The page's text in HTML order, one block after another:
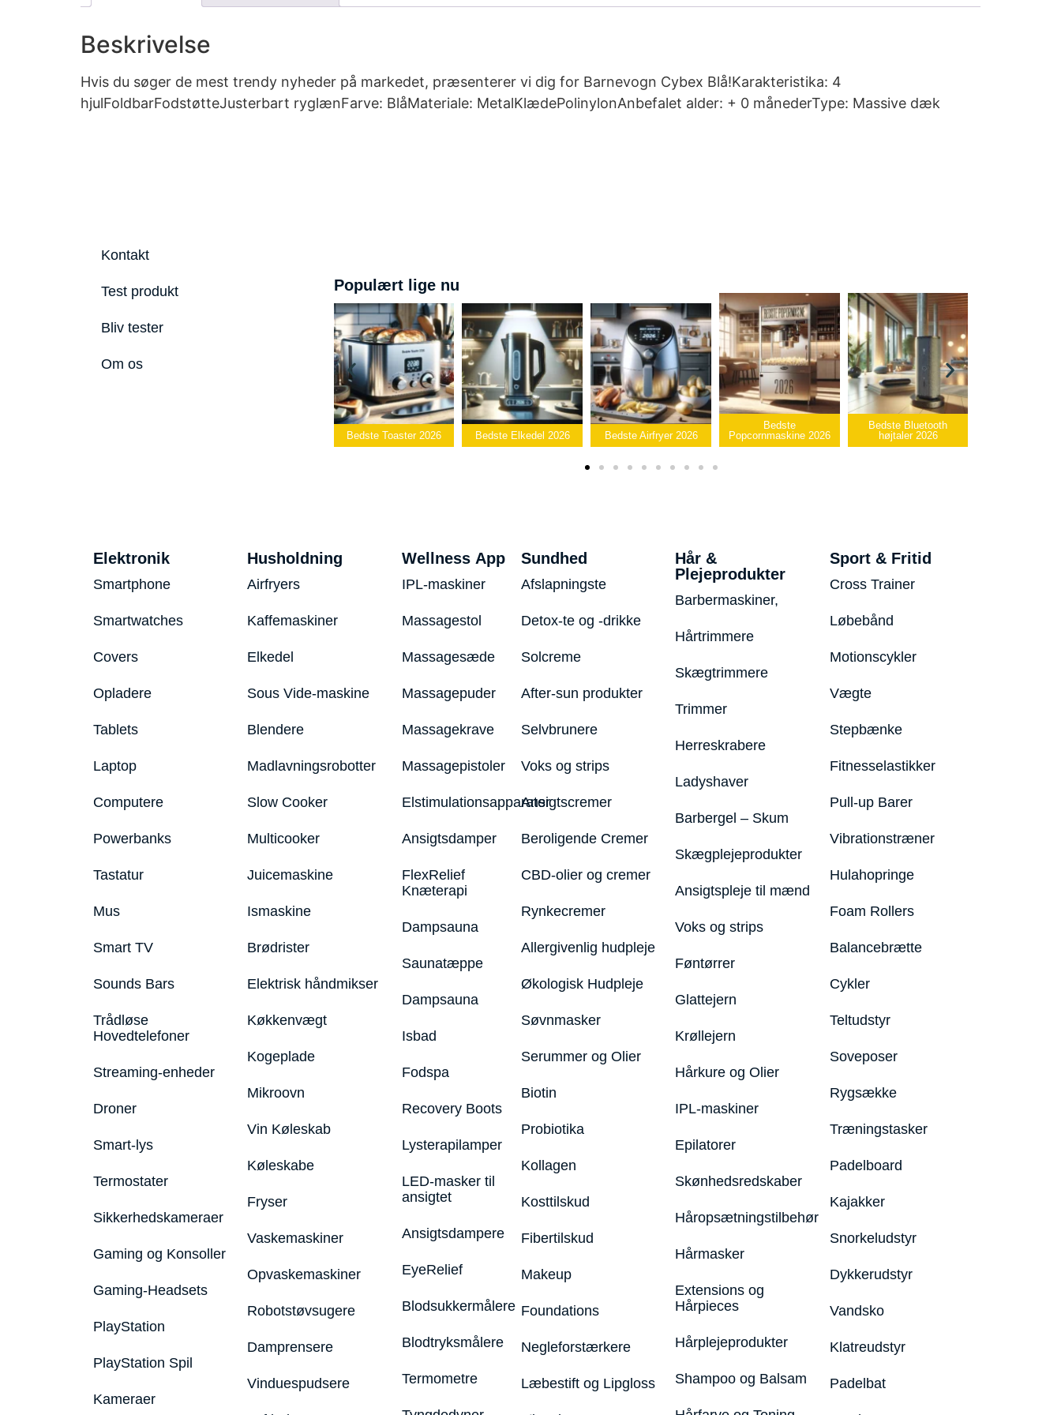
Beskrivelse
Hvis du søger de mest trendy nyheder på markedet, præsenterer vi dig for Barnevogn Cybex Blå!Karakteristika: 4
hjulFoldbarFodstøtteJusterbart ryglænFarve: BlåMateriale: MetalKlædePolinylonAnbefalet alder: + 0 månederType: Massive dæk
Kontakt
Test produkt
Bliv tester
Om os
Populært lige nu
Bedste Toaster 2026 Bedste Elkedel 2026 Bedste Airfryer 2026
Bedste
Popcornmaskine 2026
Bedste Bluetooth
højtaler 2026
Elektronik
Smartphone
Smartwatches
Covers
Opladere
Tablets
Laptop
Computere
Powerbanks
Tastatur
Mus
Smart TV
Sounds Bars
Trådløse
Hovedtelefoner
Streaming-enheder
Droner
Smart-lys
Termostater
Sikkerhedskameraer
Gaming og Konsoller
Gaming-Headsets
PlayStation
PlayStation Spil
Kameraer
Husholdning
Airfryers
Kaffemaskiner
Elkedel
Sous Vide-maskine
Blendere
Madlavningsrobotter
Slow Cooker
Multicooker
Juicemaskine
Ismaskine
Brødrister
Elektrisk håndmikser
Køkkenvægt
Kogeplade
Mikroovn
Vin Køleskab
Køleskabe
Fryser
Vaskemaskiner
Opvaskemaskiner
Robotstøvsugere
Damprensere
Vinduespudsere
Wellness App
IPL-maskiner
Massagestol
Massagesæde
Massagepuder
Massagekrave
Massagepistoler
Elstimulationsapparater
Ansigtsdamper
FlexRelief
Knæterapi
Dampsauna
Saunatæppe
Dampsauna
Isbad
Fodspa
Recovery Boots
Lysterapilamper
LED-masker til
ansigtet
Ansigtsdampere
EyeRelief
Blodsukkermålere
Blodtryksmålere
Termometre
Sundhed
Afslapningste
Detox-te og -drikke
Solcreme
After-sun produkter
Selvbrunere
Voks og strips
Ansigtscremer
Beroligende Cremer
CBD-olier og cremer
Rynkecremer
Allergivenlig hudpleje
Økologisk Hudpleje
Søvnmasker
Serummer og Olier
Biotin
Probiotika
Kollagen
Kosttilskud
Fibertilskud
Makeup
Foundations
Negleforstærkere
Læbestift og Lipgloss
Hår &
Plejeprodukter
Barbermaskiner,
Hårtrimmere
Skægtrimmere
Trimmer
Herreskrabere
Ladyshaver
Barbergel – Skum
Skægplejeprodukter
Ansigtspleje til mænd
Voks og strips
Føntørrer
Glattejern
Krøllejern
Hårkure og Olier
IPL-maskiner
Epilatorer
Skønhedsredskaber
Håropsætningstilbehør
Hårmasker
Extensions og
Hårpieces
Hårplejeprodukter
Shampoo og Balsam
Sport & Fritid
Cross Trainer
Løbebånd
Motionscykler
Vægte
Stepbænke
Fitnesselastikker
Pull-up Barer
Vibrationstræner
Hulahopringe
Foam Rollers
Balancebrætte
Cykler
Teltudstyr
Soveposer
Rygsække
Træningstasker
Padelboard
Kajakker
Snorkeludstyr
Dykkerudstyr
Vandsko
Klatreudstyr
Padelbat